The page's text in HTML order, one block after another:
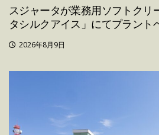
スジャータが業務用ソフトクリ
タシルクアイス」にてプラント
2026年8月9日